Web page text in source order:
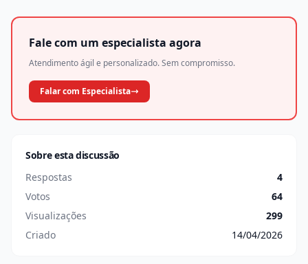
Fale com um especialista agora
Atendimento ágil e personalizado. Sem compromisso.
Falar com Especialista
Sobre esta discussão
Respostas
4
Votos
64
Visualizações
299
Criado
14/04/2026